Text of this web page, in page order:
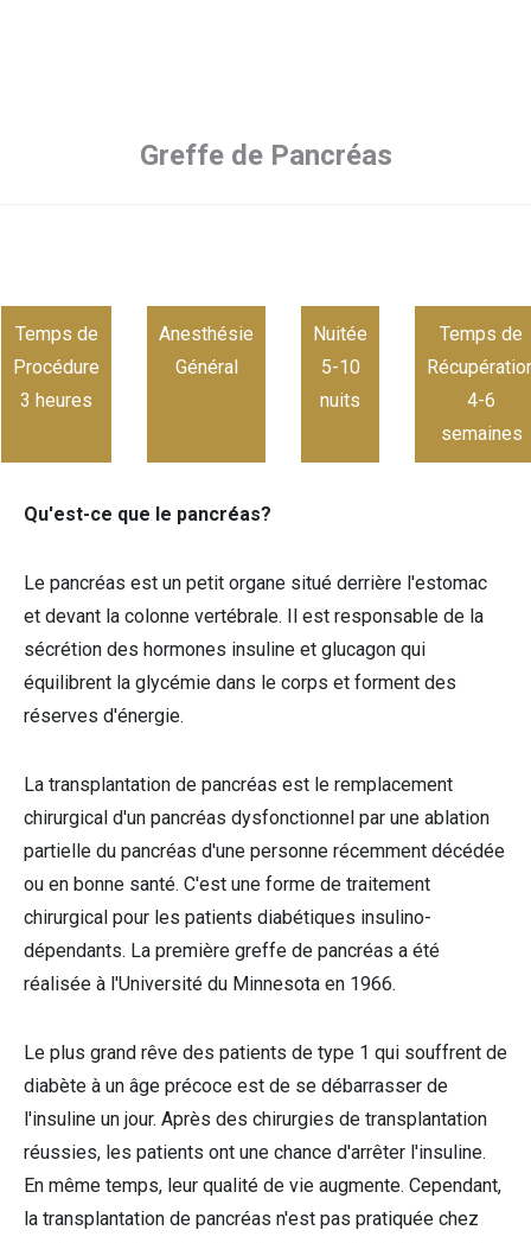
Greffe de Pancréas
Temps de
Procédure
3 heures
Anesthésie
Général
Nuitée
5-10
nuits
Temps de
4-6
semaines
Qu'est-ce que le pancréas?
Le pancréas est un petit organe situé derrière l'estomac
et devant la colonne vertébrale. Il est responsable de la
sécrétion des hormones insuline et glucagon qui
équilibrent la glycémie dans le corps et forment des
réserves d'énergie.
La transplantation de pancréas est le remplacement
chirurgical d'un pancréas dysfonctionnel par une ablation
partielle du pancréas d'une personne récemment décédée
ou en bonne santé. C'est une forme de traitement
chirurgical pour les patients diabétiques insulino-
dépendants. La première greffe de pancréas a été
réalisée à l'Université du Minnesota en 1966.
Le plus grand rêve des patients de type 1 qui souffrent de
diabète à un âge précoce est de se débarrasser de
l'insuline un jour. Après des chirurgies de transplantation
réussies, les patients ont une chance d'arrêter l'insuline.
En même temps, leur qualité de vie augmente. Cependant,
la transplantation de pancréas n'est pas pratiquée chez